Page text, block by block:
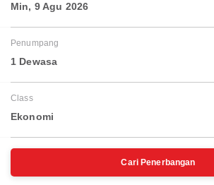
Min, 9 Agu 2026
Penumpang
1 Dewasa
Class
Ekonomi
Cari Penerbangan